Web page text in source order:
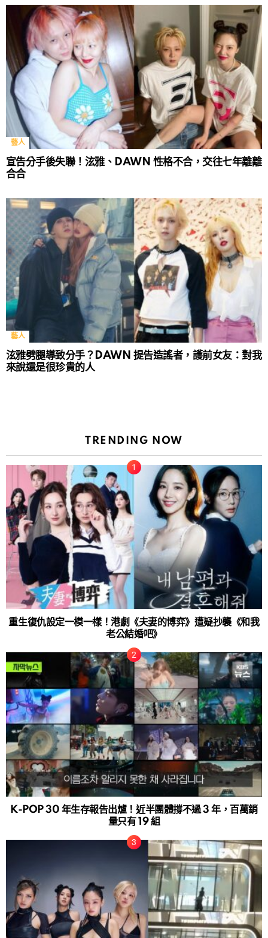
藝人
宣告分手後失聯！泫雅、DAWN 性格不合，交往七年離離
合合
藝人
泫雅劈腿導致分手？DAWN 提告造謠者，護前女友：對我
來說還是很珍貴的人
TRENDING NOW
重生復仇設定一模一樣！港劇《夫妻的博弈》遭疑抄襲《和我
老公結婚吧》
K-POP 30 年生存報告出爐！近半團體撐不過 3 年，百萬銷
量只有 19 組